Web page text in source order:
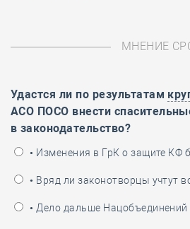
МНЕНИЕ
Удастся ли по результатам
АСО ПОСО внести
в законодательство?
• Изменения в ГрК о защите КФ
• Вряд ли законотворцы учтут
• Дело дальше Нацобъединений